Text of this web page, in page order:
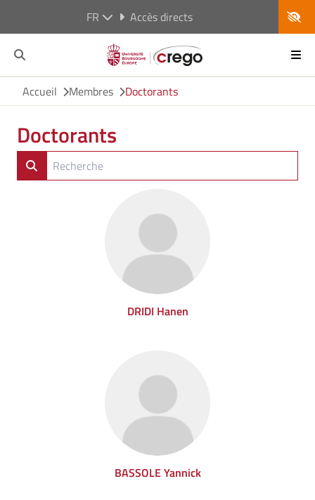
FR Accès directs
Accueil Membres Doctorants
Doctorants
DRIDI Hanen
BASSOLE Yannick